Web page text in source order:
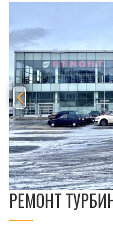
РЕМОНТ